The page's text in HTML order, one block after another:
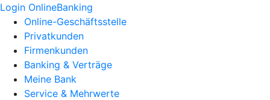
Login OnlineBanking
Online-Geschäftsstelle
Privatkunden
Firmenkunden
Banking & Verträge
Meine Bank
Service & Mehrwerte